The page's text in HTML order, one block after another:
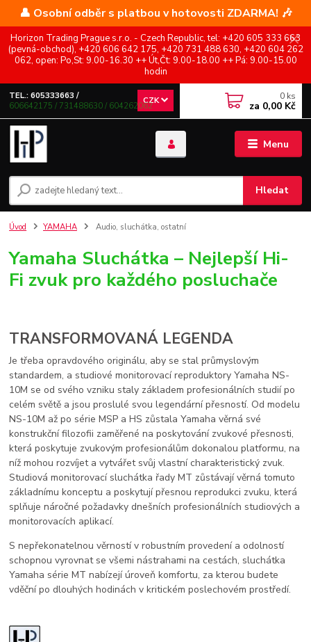
👤 Osobní odběr s platbou v hotovosti ZDARMA! 🎶
Horizon Trading Prague s.r.o. - Czech Republic, tel: +420 605 333 663
(pevná-obchod), +420 606 642 175, +420 731 488 630, +420 604 262
062, open: Po,St: 9.00-16.30 ++ Út,Čt: 9.00-18.00 ++ Pá: 9.00-15.00
hodin
Menu
CZK
Hledat
TEL.: 605333663 /
606642175 / 731488630 / 604262062
0 ks
za 0,00 Kč
Úvod YAMAHA Audio, sluchátka, ostatní
Yamaha Sluchátka – Nejlepší Hi-
Fi zvuk pro každého posluchače
TRANSFORMOVANÁ LEGENDA
Je třeba opravdového originálu, aby se stal průmyslovým
standardem, a studiové monitorovací reproduktory Yamaha NS-
10M se od svého vzniku staly základem profesionálních studií po
celém světě a jsou proslulé svou legendární přesností. Od modelu
NS-10M až po série MSP a HS zůstala Yamaha věrná své
konstrukční filozofii zaměřené na poskytování zvukové přesnosti,
která poskytuje zvukovým profesionálům dokonalou platformu, na
níž mohou rozvíjet a vytvářet svůj vlastní charakteristický zvuk.
Studiová monitorovací sluchátka řady MT zůstávají věrná tomuto
základnímu konceptu a poskytují přesnou reprodukci zvuku, která
splňuje náročné požadavky dnešních profesionálních studiových a
monitorovacích aplikací.
S nepřekonatelnou věrností v robustním provedení a odolností
schopnou vyrovnat se všemi nástrahami na cestách, sluchátka
Yamaha série MT nabízejí úroveň komfortu, za kterou budete
vděční po dlouhých hodinách v kritickém poslechovém prostředí.